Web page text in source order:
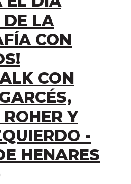
LA
CON
CON
Y
-
HENARES